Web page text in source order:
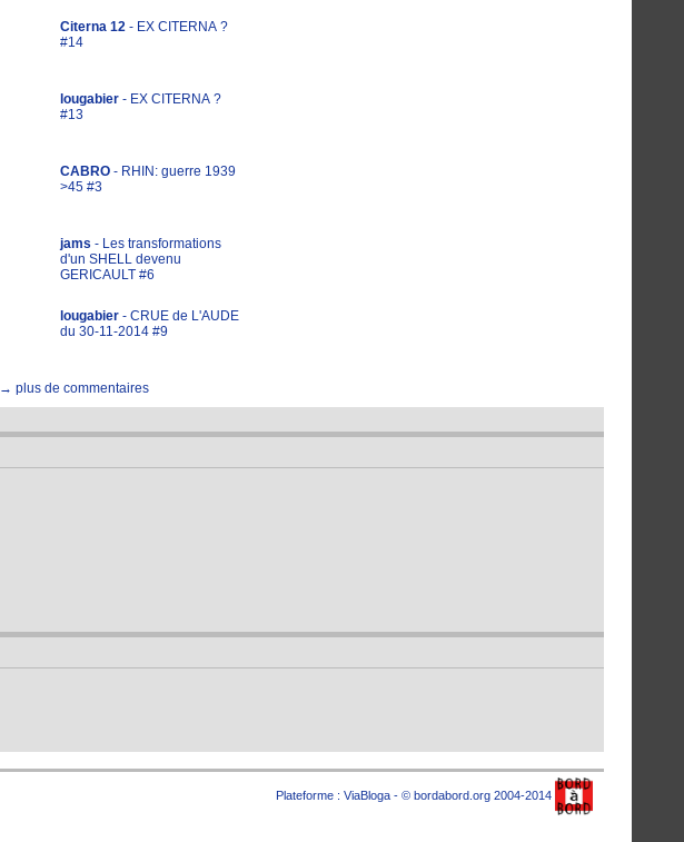
Citerna 12 - EX CITERNA ?
#14
lougabier - EX CITERNA ?
#13
CABRO - RHIN: guerre 1939
>45 #3
jams - Les transformations
d'un SHELL devenu
GERICAULT #6
lougabier - CRUE de L'AUDE
du 30-11-2014 #9
→ plus de commentaires
Plateforme : ViaBloga - © bordabord.org 2004-2014